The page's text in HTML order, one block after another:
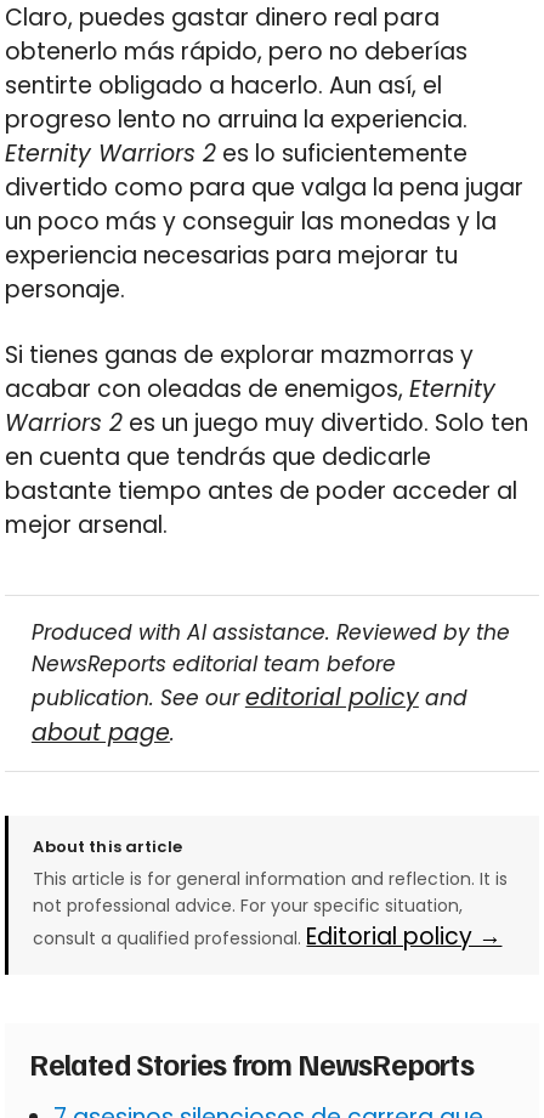
Claro, puedes gastar dinero real para
obtenerlo más rápido, pero no deberías
sentirte obligado a hacerlo. Aun así, el
progreso lento no arruina la experiencia.
Eternity Warriors 2 es lo suficientemente
divertido como para que valga la pena jugar
un poco más y conseguir las monedas y la
experiencia necesarias para mejorar tu
personaje.
Si tienes ganas de explorar mazmorras y
acabar con oleadas de enemigos,Eternity
Warriors 2 es un juego muy divertido. Solo ten
en cuenta que tendrás que dedicarle
bastante tiempo antes de poder acceder al
mejor arsenal.
Produced with AI assistance. Reviewed by the
NewsReports editorial team before
publication. See oureditorial policyand
about page.
About this article
This article is for general information and reflection. It is
not professional advice. For your specific situation,
consult a qualified professional. Editorial policy →
Related Stories from NewsReports